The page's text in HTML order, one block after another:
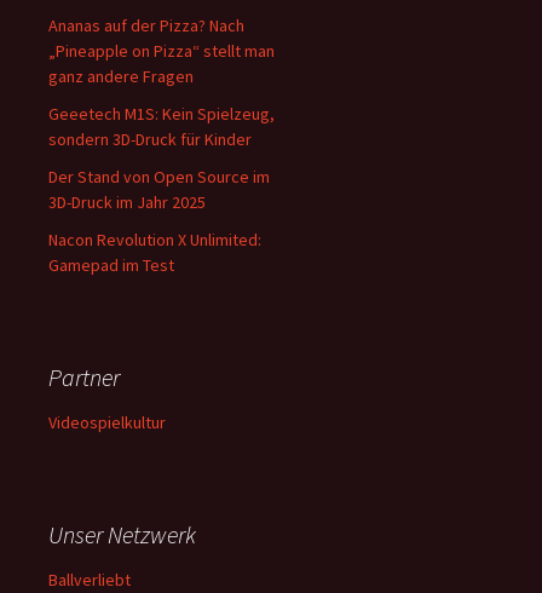
Ananas auf der Pizza? Nach
„Pineapple on Pizza“ stellt man
ganz andere Fragen
Geeetech M1S: Kein Spielzeug,
sondern 3D-Druck für Kinder
Der Stand von Open Source im
3D-Druck im Jahr 2025
Nacon Revolution X Unlimited:
Gamepad im Test
Partner
Videospielkultur
Unser Netzwerk
Ballverliebt